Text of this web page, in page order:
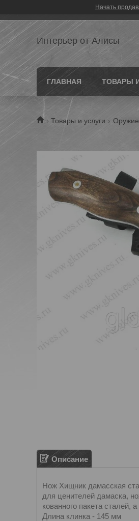
Начать
Интерьер от Алисы
ГЛАВНАЯ ТОВАРЫ
Товары и услуги Оружие
Описание
Нож Хищник дамасская
для ценителей дамаска,
кованного пакета
Длина клинка - 145 мм